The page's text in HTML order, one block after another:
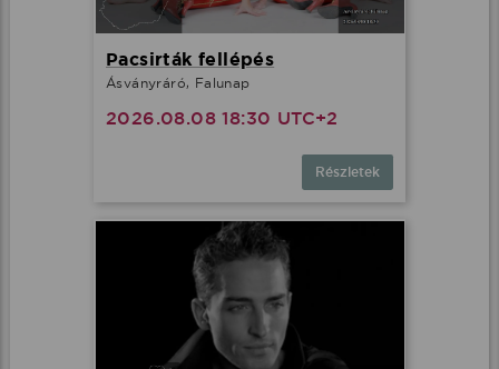
Pacsirták fellépés
Ásványráró, Falunap
2026.08.08 18:30 UTC+2
Részletek